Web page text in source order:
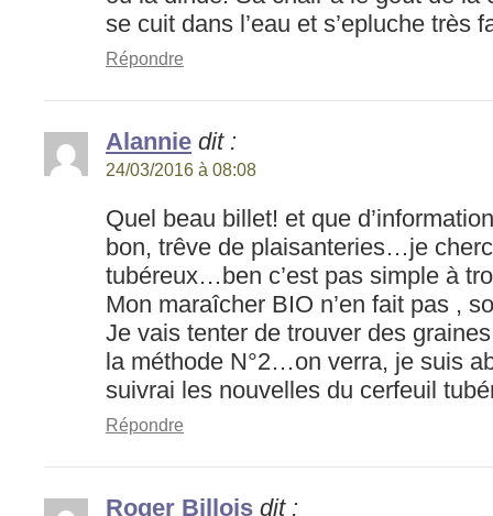
se cuit dans l’eau et s’epluche très
Répondre
Alannie dit :
24/03/2016 à 08:08
Quel beau billet! et que
bon, trêve de plaisanteries…je
tubéreux…ben c’est pas simple à
Mon maraîcher BIO n’en fait pas ,
Je vais tenter de trouver des
la méthode N°2…on verra, je suis
suivrai les nouvelles du cerfeuil
Répondre
Roger Billois dit :